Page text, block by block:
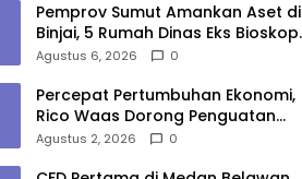
Pemprov Sumut Amankan Aset di
Binjai, 5 Rumah Dinas Eks Bioskop
Ria Dibongkar
Agustus 6, 2026 0
Percepat Pertumbuhan Ekonomi,
Rico Waas Dorong Penguatan
Sinergi Pemko-DPRD Medan
Agustus 2, 2026 0